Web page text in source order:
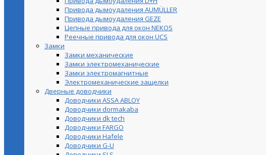
Привода дымоудаления AUMÜLLER
Привода дымоудаления GEZE
Цепные привода для окон NEKOS
Реечные привода для окон UСS
Замки
Замки механические
Замки электромеханические
Замки электромагнитные
Электромеханические защелки
Дверные доводчики
Доводчики ASSA ABLOY
Доводчики dormakaba
Доводчики dk tech
Доводчики FARGO
Доводчики Hafele
Доводчики G-U